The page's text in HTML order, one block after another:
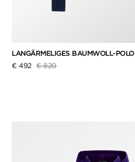
LANGÄRMELIGES BAUMWOLL-POLO
€ 492 Preis reduziert von
€ 820auf